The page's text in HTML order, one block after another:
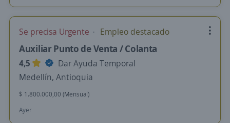
Se precisa Urgente Empleo destacado
Auxiliar Punto de Venta / Colanta
4,5
Dar Ayuda Temporal
Medellín, Antioquia
$ 1.800.000,00 (Mensual)
Ayer